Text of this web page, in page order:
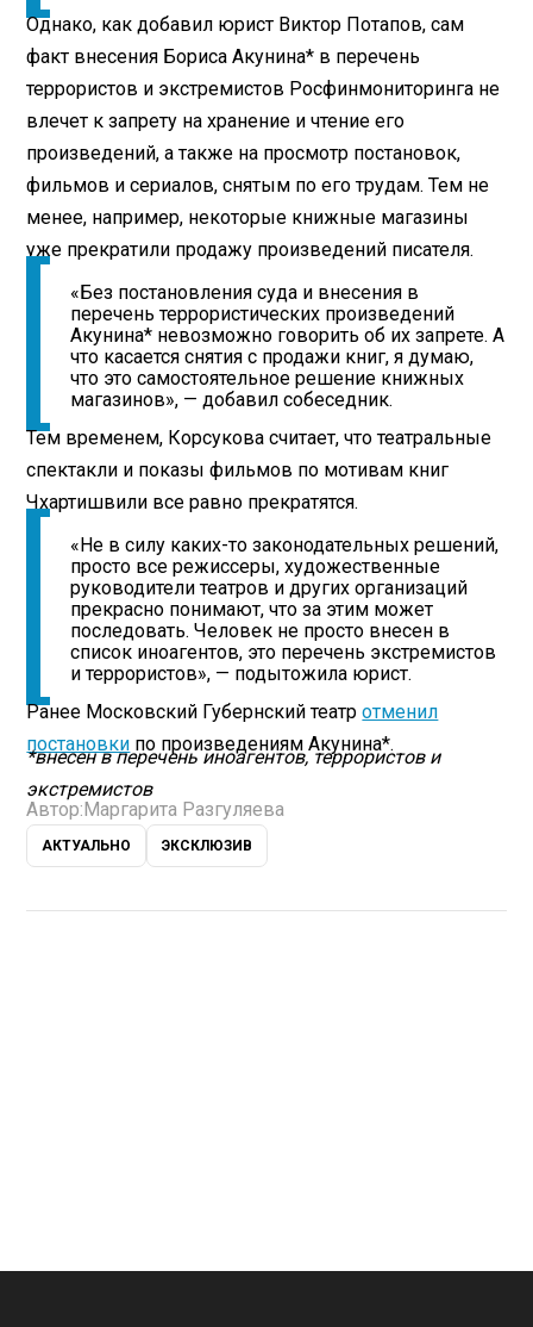
Однако, как добавил юрист Виктор Потапов, сам
факт внесения Бориса Акунина* в перечень
террористов и экстремистов Росфинмониторинга не
влечет к запрету на хранение и чтение его
произведений, а также на просмотр постановок,
фильмов и сериалов, снятым по его трудам. Тем не
менее, например, некоторые книжные магазины
уже прекратили продажу произведений писателя.
«Без постановления суда и внесения в
перечень террористических произведений
Акунина* невозможно говорить об их запрете. А
что касается снятия с продажи книг, я думаю,
что это самостоятельное решение книжных
магазинов», — добавил собеседник.
Тем временем, Корсукова считает, что театральные
спектакли и показы фильмов по мотивам книг
Чхартишвили все равно прекратятся.
«Не в силу каких-то законодательных решений,
просто все режиссеры, художественные
руководители театров и других организаций
прекрасно понимают, что за этим может
последовать. Человек не просто внесен в
список иноагентов, это перечень экстремистов
и террористов», — подытожила юрист.
Ранее Московский Губернский театротменил
постановки по произведениям Акунина*.
*внесен в перечень иноагентов, террористов и
экстремистов
Автор: Маргарита Разгуляева
АКТУАЛЬНО ЭКСКЛЮЗИВ